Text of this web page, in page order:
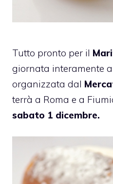
Tutto pronto per il
giornata interamente
organizzata dal
terrà a Roma e a
sabato 1 dicembre.